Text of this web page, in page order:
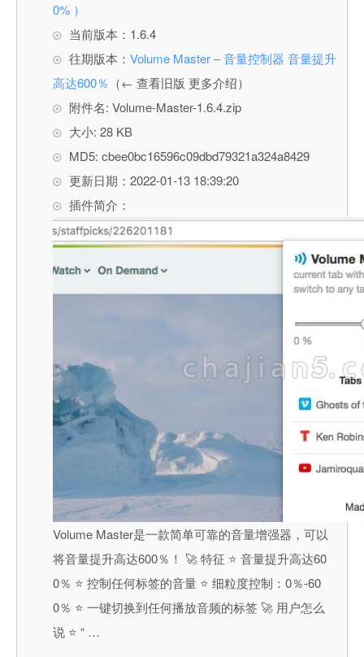
0% ）
当前版本：1.6.4
往期版本： Volume Master – 音量控制器 音量提升
高达600％ （← 查看旧版 更多介绍）
附件名: Volume-Master-1.6.4.zip
大小: 28 KB
MD5: cbee0bc16596c09dbd79321a324a8429
更新日期：2022-01-13 18:39:20
插件简介：
Volume Master是一款简单可靠的音量增强器，可以
将音量提升高达600％！ 🚀 特征 ⭐️ 音量提升高达60
0％ ⭐️ 控制任何标签的音量 ⭐️ 细粒度控制：0％-60
0％ ⭐️ 一键切换到任何播放音频的标签 🚀 用户怎么
说 ⭐️ “ …